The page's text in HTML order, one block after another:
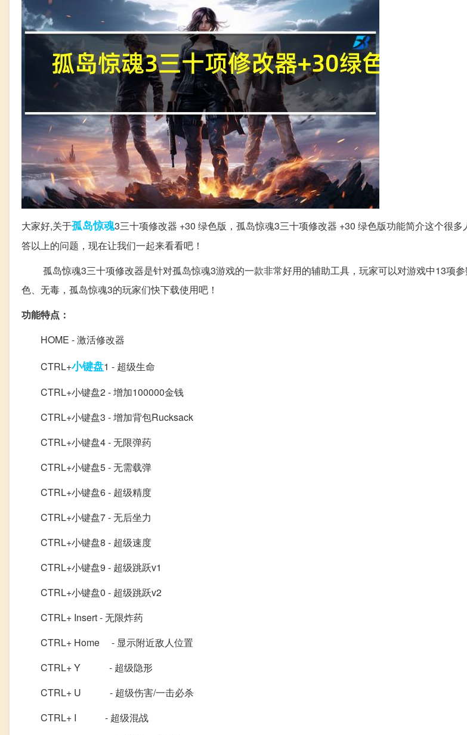
大家好,关于孤岛惊魂3三十项修改器 +30 绿色版，孤岛惊魂3三十项修改器 +30 绿色版功能简介这个很
答以上的问题，现在让我们一起来看看吧！
孤岛惊魂3三十项修改器是针对孤岛惊魂3游戏的一款非常好用的辅助工具，玩家可以对游戏中13项
色、无毒，孤岛惊魂3的玩家们快下载使用吧！
功能特点：
HOME - 激活修改器
CTRL+小键盘1 - 超级生命
CTRL+小键盘2 - 增加100000金钱
CTRL+小键盘3 - 增加背包Rucksack
CTRL+小键盘4 - 无限弹药
CTRL+小键盘5 - 无需载弹
CTRL+小键盘6 - 超级精度
CTRL+小键盘7 - 无后坐力
CTRL+小键盘8 - 超级速度
CTRL+小键盘9 - 超级跳跃v1
CTRL+小键盘0 - 超级跳跃v2
CTRL+ Insert - 无限炸药
CTRL+ Home - 显示附近敌人位置
CTRL+ Y - 超级隐形
CTRL+ U - 超级伤害/一击必杀
CTRL+ I - 超级混战